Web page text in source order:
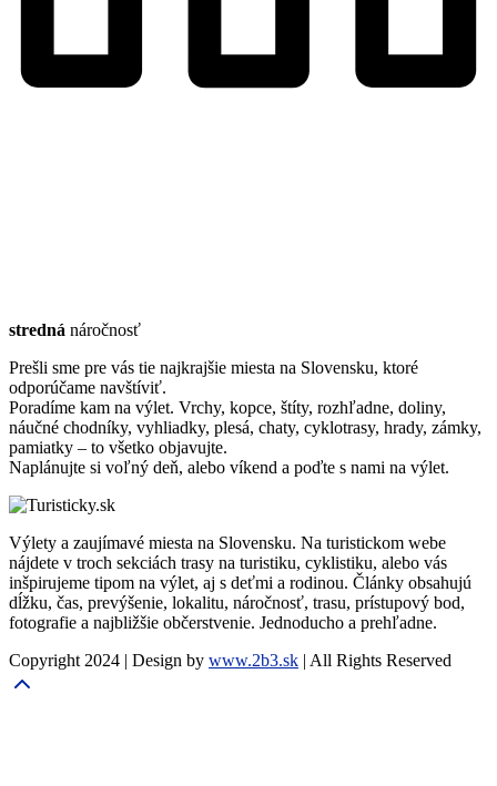
stredná náročnosť
Prešli sme pre vás tie najkrajšie miesta na Slovensku, ktoré
odporúčame navštíviť.
Poradíme kam na výlet. Vrchy, kopce, štíty, rozhľadne, doliny,
náučné chodníky, vyhliadky, plesá, chaty, cyklotrasy, hrady, zámky,
pamiatky – to všetko objavujte.
Naplánujte si voľný deň, alebo víkend a poďte s nami na výlet.
Výlety a zaujímavé miesta na Slovensku. Na turistickom webe
nájdete v troch sekciách trasy na turistiku, cyklistiku, alebo vás
inšpirujeme tipom na výlet, aj s deťmi a rodinou. Články obsahujú
dĺžku, čas, prevýšenie, lokalitu, náročnosť, trasu, prístupový bod,
fotografie a najbližšie občerstvenie. Jednoducho a prehľadne.
Copyright 2024 | Design by www.2b3.sk | All Rights Reserved